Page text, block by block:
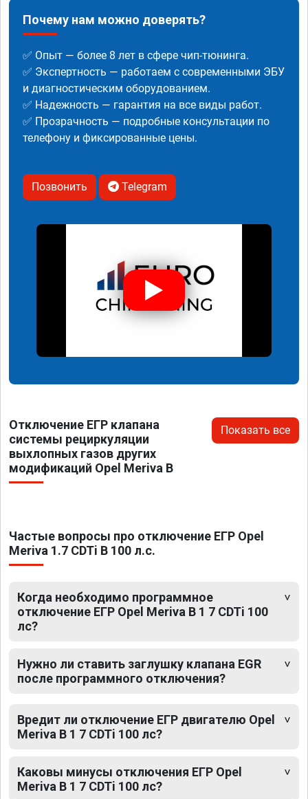
Почему нам можно доверять?
✅ Опыт — более 8 лет в сфере чип-тюнинга.
✅ Экспертность — работаем с современными ЭБУ
и диагностическим оборудованием.
✅ Надежность — гарантия на все виды работ.
✅ Прозрачность — подробные консультации по
телефону и фиксированные цены.
Позвонить Telegram
Отключение ЕГР клапана
системы рециркуляции
выхлопных газов других
модификаций Opel Meriva B
Показать все
Частые вопросы про отключение ЕГР Opel
Meriva 1.7 CDTi B 100 л.с.
Когда необходимо программное
отключение ЕГР Opel Meriva B 1 7 CDTi 100
лс?
Нужно ли ставить заглушку клапана EGR
после программного отключения?
Вредит ли отключение ЕГР двигателю Opel
Meriva B 1 7 CDTi 100 лс?
Каковы минусы отключения ЕГР Opel
Meriva B 1 7 CDTi 100 лс?